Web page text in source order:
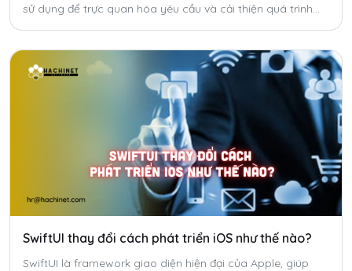
sử dụng để trực quan hóa yêu cầu và cải thiện quá trình
SwiftUI thay đổi cách phát triển iOS như thế nào?
SwiftUI là framework giao diện hiện đại của Apple, giúp